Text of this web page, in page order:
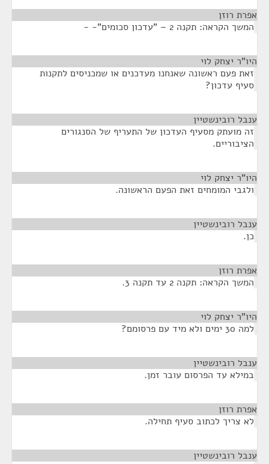
אפרת רוזן
המשך הקראה: תקנה 2 – "עדכון סכומים"- -
היו"ר יצחק לוי
זאת פעם ראשונה שאנחנו מעדכנים או שמכניסים לתקנות
סעיף עדכון?
ענבל רובינשטיין
זה מועתק מסעיף העדכון של התעריף של הסנגורים
הציבוריים.
היו"ר יצחק לוי
ולגבי המומחים זאת הפעם הראשונה.
ענבל רובינשטיין
כן.
אפרת רוזן
המשך הקראה: תקנה 2 עד תקנה 3.
היו"ר יצחק לוי
למה 30 ימים ולא מיד עם פרסומם?
ענבל רובינשטיין
במילא עד הפרסום עובר זמן.
אפרת רוזן
לא צריך לכתוב סעיף תחילה.
ענבל רובינשטיין